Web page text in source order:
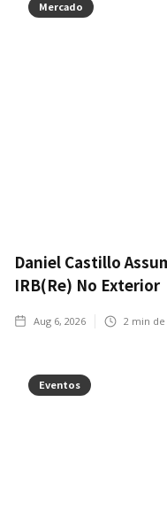
Mercado
Daniel Castillo
IRB(Re) No Exterior
Aug 6, 2026 2 min
Eventos